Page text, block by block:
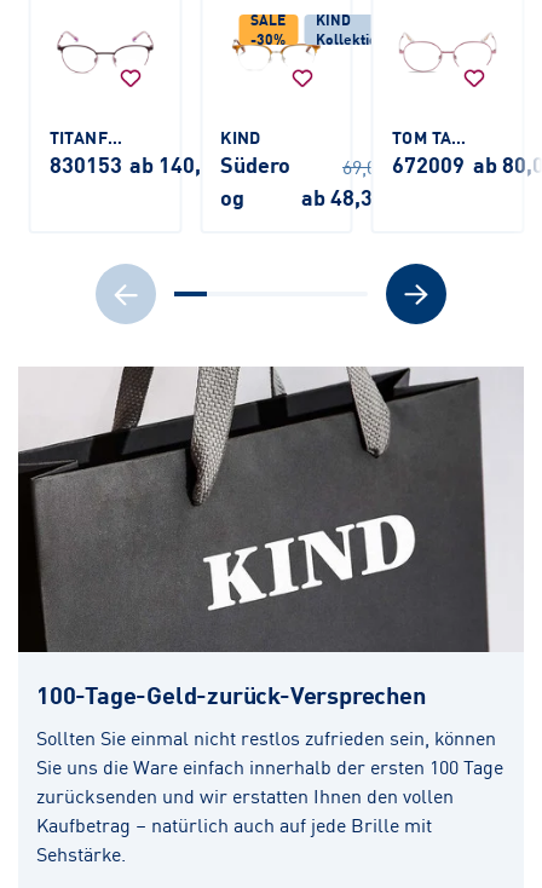
TITANFLEX KIDS
830153 ab 140,00 €
SALE
-30%
KIND
Kollektion
KIND
Südero
og
69,00 €
ab 48,30 €
TOM TAILOR
672009 ab
100-Tage-Geld-zurück-Versprechen
Sollten Sie einmal nicht restlos zufrieden sein, können
Sie uns die Ware einfach innerhalb der ersten 100 Tage
zurücksenden und wir erstatten Ihnen den vollen
Kaufbetrag – natürlich auch auf jede Brille mit
Sehstärke.